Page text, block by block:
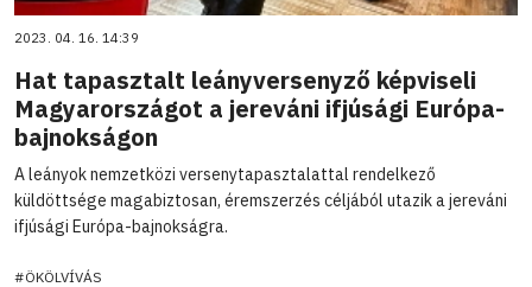
2023. 04. 16. 14:39
Hat tapasztalt leányversenyző képviseli
Magyarországot a jereváni ifjúsági Európa-
bajnokságon
A leányok nemzetközi versenytapasztalattal rendelkező
küldöttsége magabiztosan, éremszerzés céljából utazik a jereváni
ifjúsági Európa-bajnokságra.
#ÖKÖLVÍVÁS